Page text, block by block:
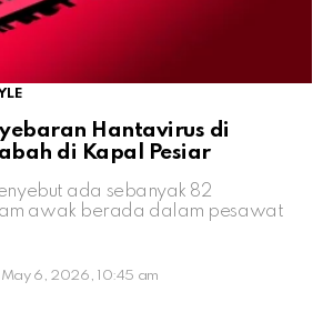
Hantavirus di
di Kapal Pesiar
ada sebanyak 82
awak berada dalam pesawat
May 6, 2026, 10:45 am